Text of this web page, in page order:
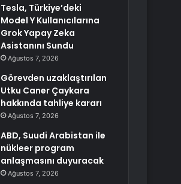
Tesla, Türkiye’deki
Model Y Kullanıcılarına
Grok Yapay Zeka
Asistanını Sundu
Ağustos 7, 2026
Görevden uzaklaştırılan
Utku Caner Çaykara
hakkında tahliye kararı
Ağustos 7, 2026
ABD, Suudi Arabistan ile
nükleer program
anlaşmasını duyuracak
Ağustos 7, 2026